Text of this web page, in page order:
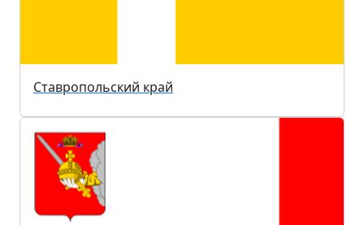
Ставропольский край